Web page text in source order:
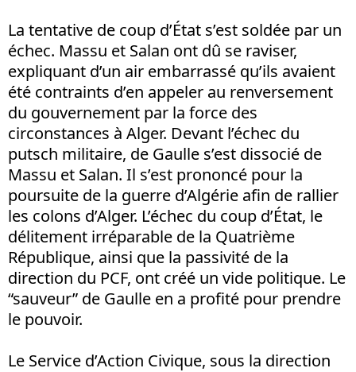
La tentative de coup d’État s’est soldée par un
échec. Massu et Salan ont dû se raviser,
expliquant d’un air embarrassé qu’ils avaient
été contraints d’en appeler au renversement
du gouvernement par la force des
circonstances à Alger. Devant l’échec du
putsch militaire, de Gaulle s’est dissocié de
Massu et Salan. Il s’est prononcé pour la
poursuite de la guerre d’Algérie afin de rallier
les colons d’Alger. L’échec du coup d’État, le
délitement irréparable de la Quatrième
République, ainsi que la passivité de la
direction du PCF, ont créé un vide politique. Le
“sauveur” de Gaulle en a profité pour prendre
le pouvoir.
Le Service d’Action Civique, sous la direction